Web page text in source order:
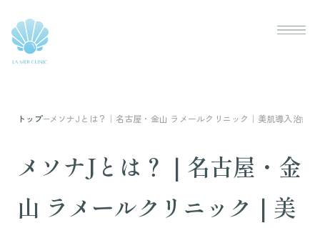
トップ メソナJとは？｜名古屋・金山 ラメールクリニック｜美肌導入治療
メソナJとは？｜名古屋・金
山 ラメールクリニック｜美